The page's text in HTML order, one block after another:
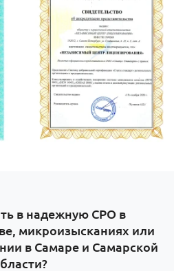
в надежную СРО в
микроизысканиях или
в Самаре и Самарской